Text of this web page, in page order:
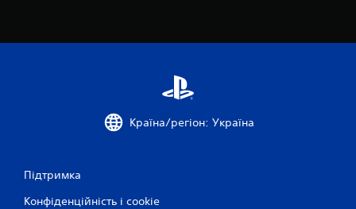
Країна/регіон: Україна
Підтримка
Конфіденційність і cookie